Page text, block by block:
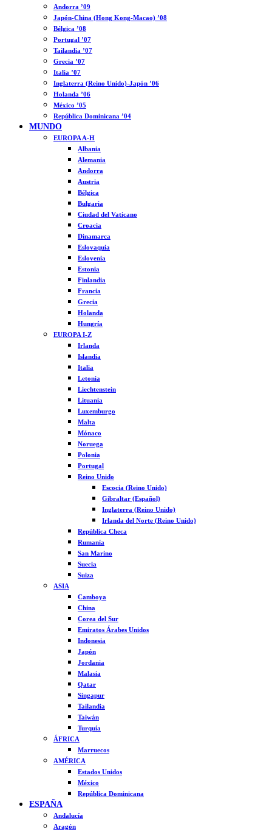
Andorra ’09
Japón-China (Hong Kong-Macao) ’08
Bélgica ’08
Portugal ’07
Tailandia ’07
Grecia ’07
Italia ’07
Inglaterra (Reino Unido)-Japón ’06
Holanda ’06
México ’05
República Dominicana ’04
MUNDO
EUROPA A-H
Albania
Alemania
Andorra
Austria
Bélgica
Bulgaria
Ciudad del Vaticano
Croacia
Dinamarca
Eslovaquia
Eslovenia
Estonia
Finlandia
Francia
Grecia
Holanda
Hungría
EUROPA I-Z
Irlanda
Islandia
Italia
Letonia
Liechtenstein
Lituania
Luxemburgo
Malta
Mónaco
Noruega
Polonia
Portugal
Reino Unido
Escocia (Reino Unido)
Gibraltar (Español)
Inglaterra (Reino Unido)
Irlanda del Norte (Reino Unido)
República Checa
Rumanía
San Marino
Suecia
Suiza
ASIA
Camboya
China
Corea del Sur
Emiratos Árabes Unidos
Indonesia
Japón
Jordania
Malasia
Qatar
Singapur
Tailandia
Taiwán
Turquía
ÁFRICA
Marruecos
AMÉRICA
Estados Unidos
México
República Dominicana
ESPAÑA
Andalucía
Aragón